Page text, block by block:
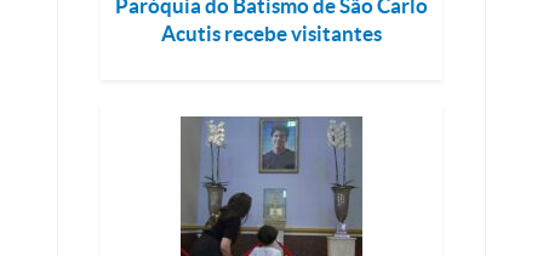
Paróquia do Batismo de São Carlo
Acutis recebe visitantes